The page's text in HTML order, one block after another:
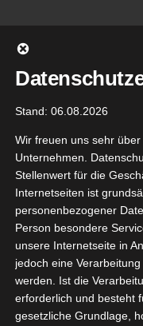
springen
Gehe zu ...
Stand: 06.08.2026
Wir freuen uns sehr
Unternehmen.
Stellenwert für die
Internetseiten ist
personenbezogener
Person besondere
unsere Internetseite in
jedoch eine
werden. Ist die
erforderlich und besteht
gesetzliche Grundlage,